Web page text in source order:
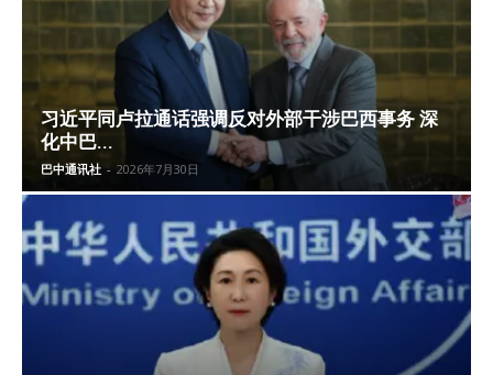
习近平同卢拉通话强调反对外部干涉巴西事务 深
化中巴...
巴中通讯社 - 2026年7月30日